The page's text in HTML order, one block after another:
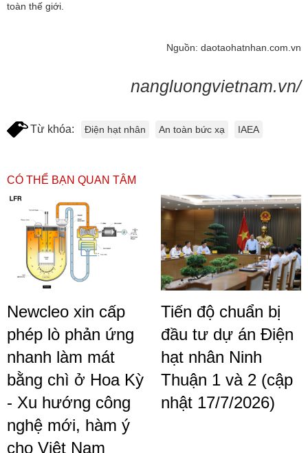
toàn thế giới.
Nguồn: daotaohatnhan.com.vn
nangluongvietnam.vn/
Từ khóa: Điện hạt nhân An toàn bức xạ IAEA
CÓ THỂ BẠN QUAN TÂM
Newcleo xin cấp
phép lò phản ứng
nhanh làm mát
bằng chì ở Hoa Kỳ
- Xu hướng công
nghệ mới, hàm ý
cho Việt Nam
Tiến độ chuẩn bị
đầu tư dự án Điện
hạt nhân Ninh
Thuận 1 và 2 (cập
nhật 17/7/2026)